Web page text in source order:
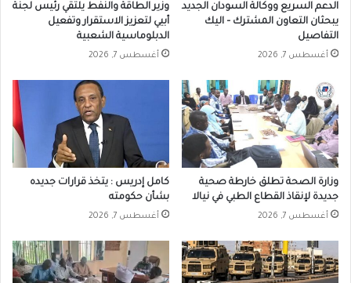
الدعم السريع ووكالة السودان الجديد
يبحثان التعاون المشترك – اليك
التفاصيل
أغسطس 7, 2026
وزير الطاقة والنفط يلتقي رئيس لجنة
أبيي لتعزيز الاستقرار وتفعيل
الدبلوماسية الشعبية
أغسطس 7, 2026
وزارة الصحة تطلق خارطة صحية
جديدة لإنقاذ القطاع الطبي في نيالا
أغسطس 7, 2026
كامل إدريس : يتخذ قرارات جديده
بشأن حكومته
أغسطس 7, 2026